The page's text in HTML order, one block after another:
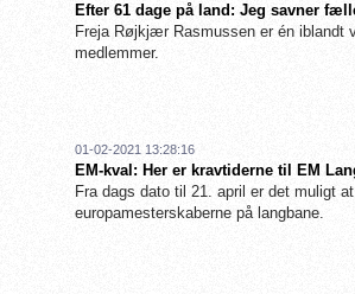
Efter 61 dage på land: Jeg savner
Freja Røjkjær Rasmussen er én iblandt
medlemmer.
01-02-2021 13:28:16
EM-kval: Her er kravtiderne til EM
Fra dags dato til 21. april er det muligt
europamesterskaberne på langbane.